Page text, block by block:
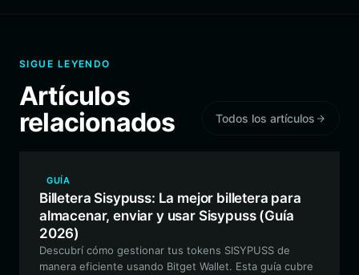
SIGUE LEYENDO
Artículos
relacionados
Todos los artículos
GUÍA
Billetera Sisypuss: La mejor billetera para
almacenar, enviar y usar Sisypuss (Guía
2026)
Descubrí cómo gestionar tus tokens SISYPUSS de
manera eficiente usando Bitget Wallet. Esta guía cubre